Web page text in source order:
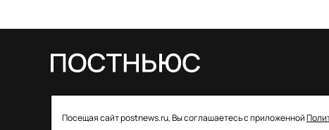
Посещая сайт postnews.ru, Вы соглашаетесь с приложенной
о регистрации СМИ: ЭЛ № ФС 77–85757 от 22 августа